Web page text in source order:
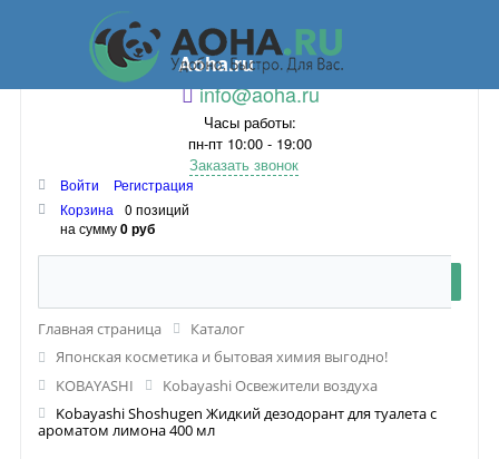
Aoha.ru
info@aoha.ru
Часы работы:
пн-пт 10:00 - 19:00
Заказать звонок
Войти
Регистрация
Корзина
0 позиций
на сумму0 руб
Главная страница
Каталог
Японская косметика и бытовая химия выгодно!
KOBAYASHI
Kobayashi Освежители воздуха
Kobayashi Shoshugen Жидкий дезодорант для туалета с
ароматом лимона 400 мл